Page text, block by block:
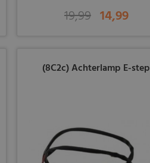
19,99 14,99
(8C2c) Achterlamp E-step